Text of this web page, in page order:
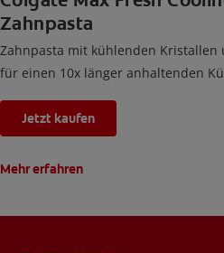
Zahnpasta
Zahnpasta mit kühlenden Kristallen
für einen 10x länger anhaltenden
Jetzt kaufen
Mehr erfahren